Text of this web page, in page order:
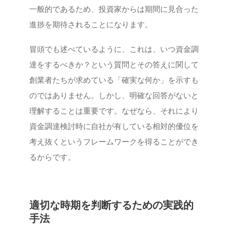
一般的であるため、投資家からは期間に見合った
進捗を期待されることになります。
冒頭でも述べているように、これは、いつ資金調
達をするべきか？という質問とその答えに関して
創業者たちが求めている「確実な何か」を示すも
のではありません。しかし、明確な回答がないと
理解することは重要です。なぜなら、それにより
資金調達検討時に自社が有している相対的優位を
考え抜くというフレームワークを得ることができ
るからです。
適切な時期を判断するための実践的
手法